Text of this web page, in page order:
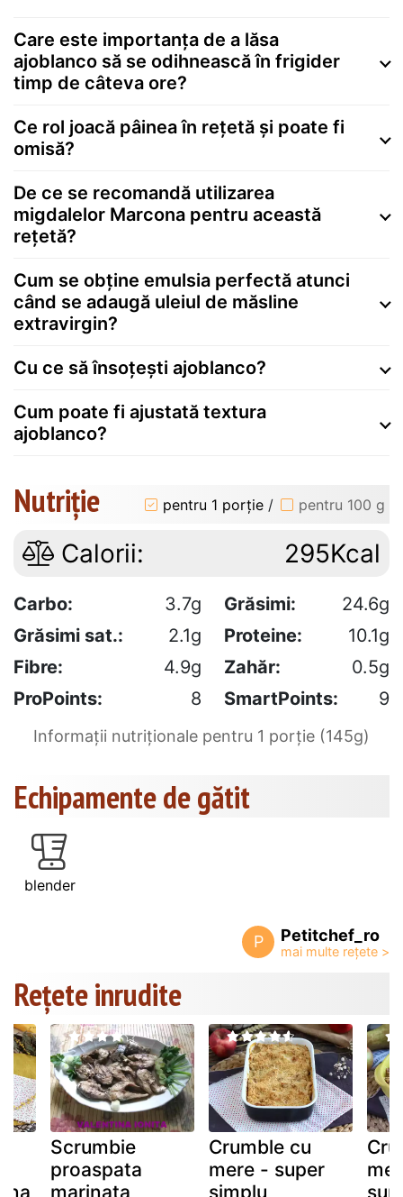
Care este importanța de a lăsa
ajoblanco să se odihnească în frigider
timp de câteva ore?
Ce rol joacă pâinea în rețetă și poate fi
omisă?
De ce se recomandă utilizarea
migdalelor Marcona pentru această
rețetă?
Cum se obține emulsia perfectă atunci
când se adaugă uleiul de măsline
extravirgin?
Cu ce să însoțești ajoblanco?
Cum poate fi ajustată textura
ajoblanco?
Nutriție pentru 1 porție / pentru 100 g
Calorii: 295Kcal
Carbo: 3.7g Grăsimi:
24.6g
Grăsimi sat.:
2.1g Proteine:
10.1g
Fibre:
4.9g Zahăr:
0.5g
ProPoints:
8 SmartPoints: 9
Informații nutriționale pentru 1 porție (145g)
Echipamente de gătit
blender
P Petitchef_ro
Rețete inrudite
Scrumbie
proaspata
marinata
Crumble cu
mere - super
simplu